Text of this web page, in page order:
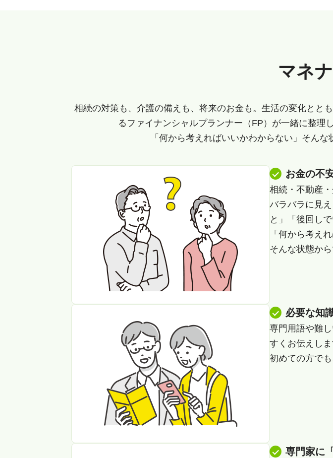
マネ
相続の対策も、介護の備えも、将来のお金も。生活の変化とと
るファイナンシャルプランナー（FP）が一緒に整理
「何から考えればいいかわからない」そん
お金の不
相続・不動産・
バラバラに見
と」「後回し
「何から考え
そんな状態か
必要な知
専門用語や難
すくお伝えしま
初めての方で
専門家に